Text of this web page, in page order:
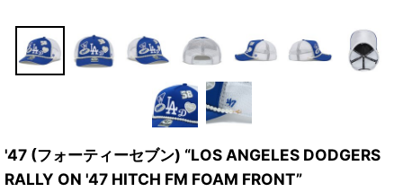
'47 (フォーティーセブン) “LOS ANGELES DODGERS
RALLY ON '47 HITCH FM FOAM FRONT”